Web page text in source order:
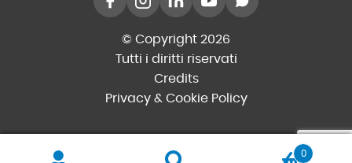
© Copyright 2026
Tutti i diritti riservati
Credits
Privacy & Cookie Policy
0